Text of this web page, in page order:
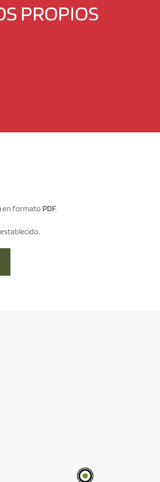
PROPIOS
en formato PDF.